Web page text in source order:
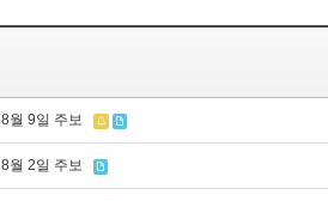
8월 9일 주보
8월 2일 주보